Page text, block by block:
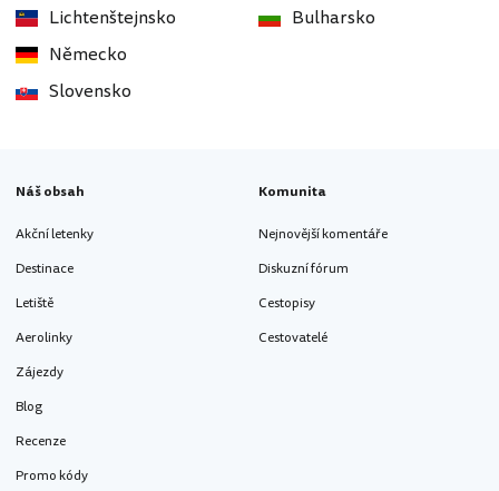
Lichtenštejnsko
Německo
Slovensko
Bulharsko
Náš obsah
Akční letenky
Destinace
Letiště
Aerolinky
Zájezdy
Blog
Recenze
Promo kódy
Komunita
Nejnovější komentáře
Diskuzní fórum
Cestopisy
Cestovatelé